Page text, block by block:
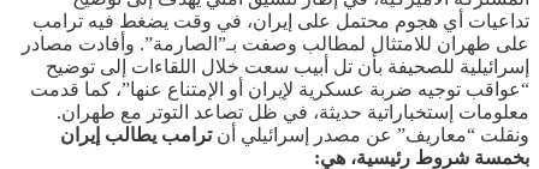
تداعيات أي هجوم محتمل على إيران، في وقت يضغط فيه ترامب
على طهران للامتثال لمطالب وصفت بـ”الصارمة”. وأفادت مصادر
إسرائيلية للصحيفة بأن تل أبيب سعت خلال اللقاءات إلى توضيح
“عواقب توجيه ضربة عسكرية لإيران أو الإمتناع عنها”، كما قدمت
معلومات إستخباراتية حديثة، في ظل تصاعد التوتر مع طهران.
ونقلت “معاريف” عن مصدر إسرائيلي أنترامب يطالب إيران
بخمسة شروط رئيسية، هي: